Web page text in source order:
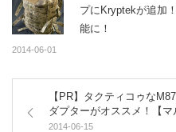
プにKryptekが追加
能に！
2014-06-01
【PR】タクティコゥな
ダプターがオススメ！【マ
2014-06-15